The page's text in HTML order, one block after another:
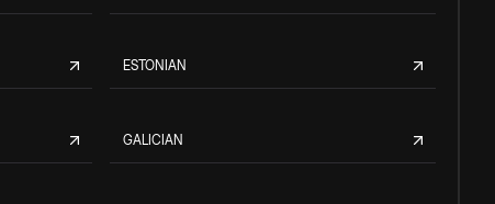
ESTONIAN
GALICIAN